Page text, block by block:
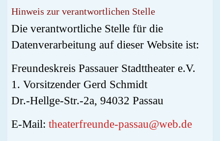
Hinweis zur verantwortlichen Stelle
Die verantwortliche Stelle für die
Datenverarbeitung auf dieser Website ist:
Freundeskreis Passauer Stadttheater e.V.
1. Vorsitzender Gerd Schmidt
Dr.-Hellge-Str.-2a, 94032 Passau
E-Mail: theaterfreunde-passau@web.de